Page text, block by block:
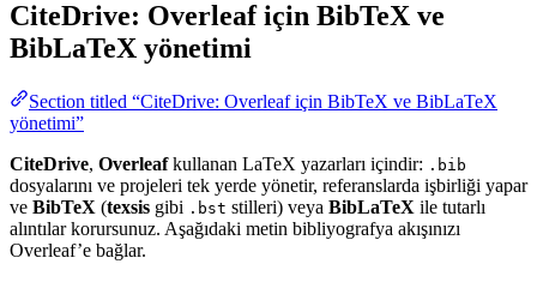
CiteDrive: Overleaf için BibTeX ve
BibLaTeX yönetimi
Section titled “CiteDrive: Overleaf için BibTeX ve BibLaTeX
yönetimi”
CiteDrive, Overleafkullanan LaTeX yazarları içindir: .bib
dosyalarını ve projeleri tek yerde yönetir, referanslarda işbirliği yapar
ve BibTeX (texsis gibi .bst stilleri) veya BibLaTeX ile tutarlı
alıntılar korursunuz. Aşağıdaki metin bibliyografya akışınızı
Overleaf’e bağlar.